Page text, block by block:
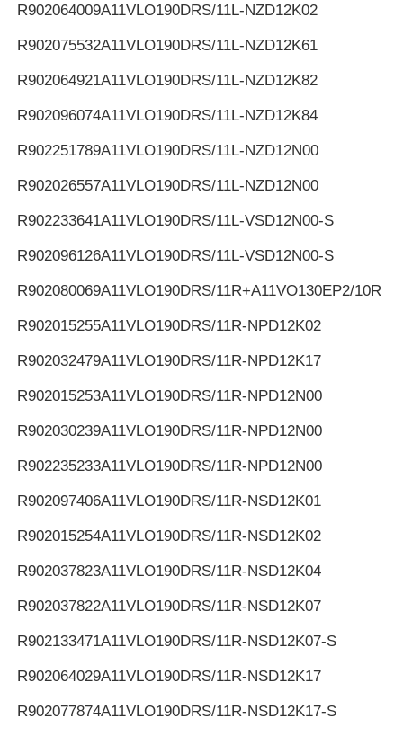
R902064009A11VLO190DRS/11L-NZD12K02
R902075532A11VLO190DRS/11L-NZD12K61
R902064921A11VLO190DRS/11L-NZD12K82
R902096074A11VLO190DRS/11L-NZD12K84
R902251789A11VLO190DRS/11L-NZD12N00
R902026557A11VLO190DRS/11L-NZD12N00
R902233641A11VLO190DRS/11L-VSD12N00-S
R902096126A11VLO190DRS/11L-VSD12N00-S
R902080069A11VLO190DRS/11R+A11VO130EP2/10R
R902015255A11VLO190DRS/11R-NPD12K02
R902032479A11VLO190DRS/11R-NPD12K17
R902015253A11VLO190DRS/11R-NPD12N00
R902030239A11VLO190DRS/11R-NPD12N00
R902235233A11VLO190DRS/11R-NPD12N00
R902097406A11VLO190DRS/11R-NSD12K01
R902015254A11VLO190DRS/11R-NSD12K02
R902037823A11VLO190DRS/11R-NSD12K04
R902037822A11VLO190DRS/11R-NSD12K07
R902133471A11VLO190DRS/11R-NSD12K07-S
R902064029A11VLO190DRS/11R-NSD12K17
R902077874A11VLO190DRS/11R-NSD12K17-S